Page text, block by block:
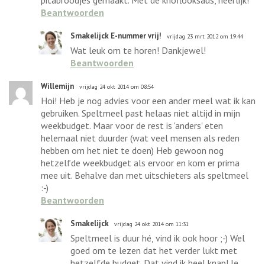
Beantwoorden
Smakelijck E-nummer vrij! vrijdag 23 mrt 2012 om 19:44
Wat leuk om te horen! Dankjewel!
Beantwoorden
Willemijn vrijdag 24 okt 2014 om 08:54
Hoi! Heb je nog advies voor een ander meel wat ik kan
gebruiken. Speltmeel past helaas niet altijd in mijn
weekbudget. Maar voor de rest is 'anders' eten
helemaal niet duurder (wat veel mensen als reden
hebben om het niet te doen) Heb gewoon nog
hetzelfde weekbudget als ervoor en kom er prima
mee uit. Behalve dan met uitschieters als speltmeel
:-)
Beantwoorden
Smakelijck vrijdag 24 okt 2014 om 11:31
Speltmeel is duur hé, vind ik ook hoor ;-) Wel
goed om te lezen dat het verder lukt met